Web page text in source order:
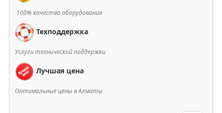
100% качество оборудования
Техподдержка
Услуги технической поддержки
Лучшая цена
Оптимальные цены в Алматы